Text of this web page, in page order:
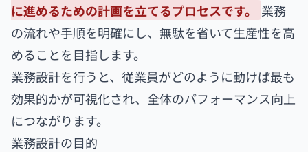
に進めるための計画を立てるプロセスです。
業務
の流れや手順を明確にし、無駄を省いて生産性を高
めることを目指します。
業務設計を行うと、従業員がどのように動けば最も
効果的かが可視化され、全体のパフォーマンス向上
につながります。
業務設計の目的